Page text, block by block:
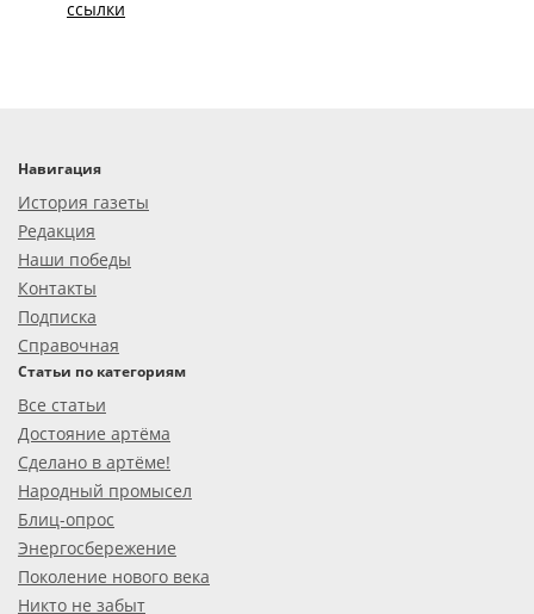
ссылки
Навигация
История газеты
Редакция
Наши победы
Контакты
Подписка
Справочная
Статьи по категориям
Все статьи
Достояние артёма
Сделано в артёме!
Народный промысел
Блиц-опрос
Энергосбережение
Поколение нового века
Никто не забыт